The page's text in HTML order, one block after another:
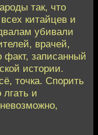
так, что
китайцев и
убивали
врачей,
записанный
истории.
точка. Спорить
и